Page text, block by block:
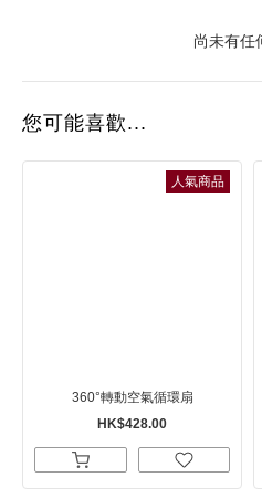
尚未有任
您可能喜歡...
人氣商品
360°轉動空氣循環扇
HK$428.00